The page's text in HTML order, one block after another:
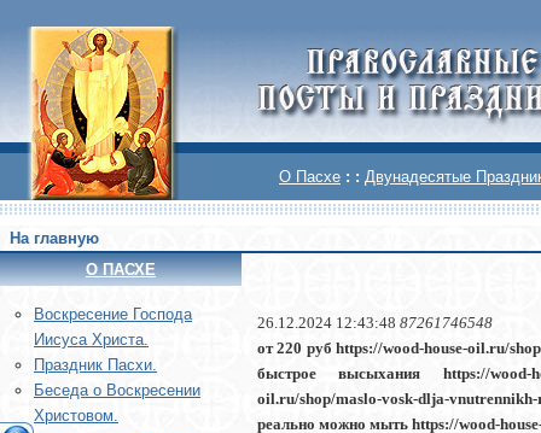
О Пасхе : : Двунадесятые
На главную
О ПАСХЕ
Воскреcение Господа
Иисуса Христа.
Праздник Пасхи.
Беседа о Воскресении
Христовом.
26.12.2024 12:43:48 87261746548
от 220 руб https://wood-house-oil.ru/
быстрое высыхания https://wood-
oil.ru/shop/maslo-vosk-dlja-
реально можно мыть https://wood-